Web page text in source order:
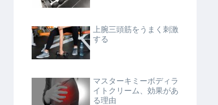
上腕三頭筋をうまく刺激
する
マスターキミーボディラ
イトクリーム、効果があ
る理由